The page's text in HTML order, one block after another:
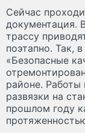
Сейчас
документация.
трассу
поэтапно. Так,
«Безопасные
районе. Работы
развязки на
прошлом году